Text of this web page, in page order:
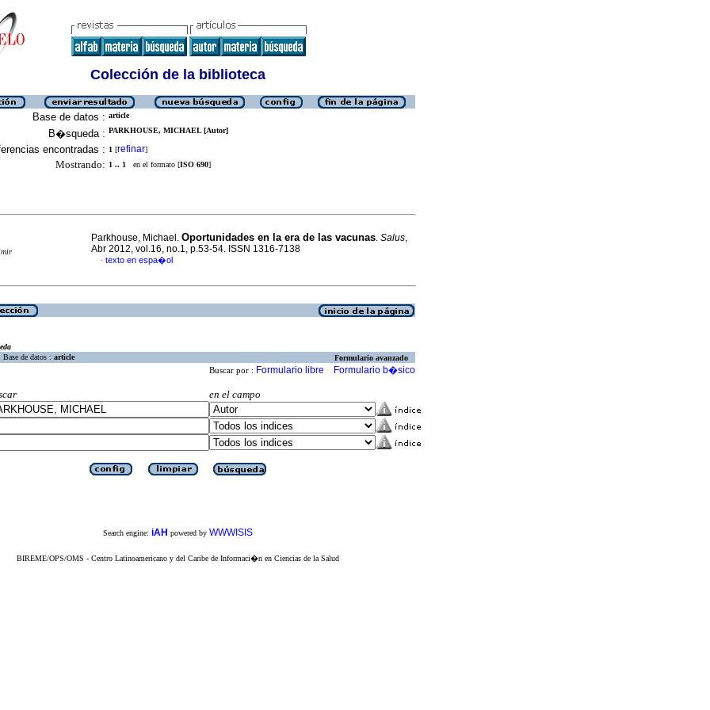
Colección de la biblioteca
Base de datos : article
B�squeda : PARKHOUSE, MICHAEL [Autor]
encontradas : 1 [refinar]
Mostrando: 1 .. 1 en el formato [ISO 690]
Parkhouse, Michael. Oportunidades en la era de las vacunas. Salus,
Abr 2012, vol.16, no.1, p.53-54. ISSN 1316-7138
· texto en espa�ol
Base de datos : article Formulario avanzado
Buscar por : Formulario libre Formulario b�sico
en el campo
Search engine: iAH powered by WWWISIS
BIREME/OPS/OMS - Centro Latinoamericano y del Caribe de Informaci�n en Ciencias de la Salud